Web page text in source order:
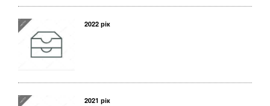
2022 рік
2021 рік